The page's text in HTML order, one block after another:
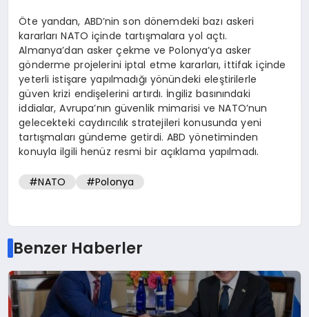
Öte yandan, ABD’nin son dönemdeki bazı askeri
kararları NATO içinde tartışmalara yol açtı.
Almanya’dan asker çekme ve Polonya’ya asker
gönderme projelerini iptal etme kararları, ittifak içinde
yeterli istişare yapılmadığı yönündeki eleştirilerle
güven krizi endişelerini artırdı. İngiliz basınındaki
iddialar, Avrupa’nın güvenlik mimarisi ve NATO’nun
gelecekteki caydırıcılık stratejileri konusunda yeni
tartışmaları gündeme getirdi. ABD yönetiminden
konuyla ilgili henüz resmi bir açıklama yapılmadı.
#NATO #Polonya
Benzer Haberler